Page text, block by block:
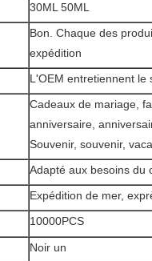
30ML 50ML
Bon. Chaque des
expédition
L'OEM entretiennent le
Cadeaux de mariage,
anniversaire,
Souvenir, souvenir,
Adapté aux besoins du
Expédition de mer,
10000PCS
Noir un